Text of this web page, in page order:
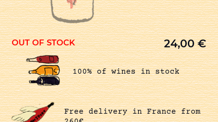
OUT OF STOCK 24,00€
100% of wines in stock
Free delivery in France from